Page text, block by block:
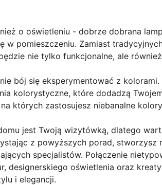
o oświetleniu - dobrze dobrana
w pomieszczeniu. Zamiast
nie tylko funkcjonalne, ale
bój się eksperymentować z
kolorystyczne, które dodadzą
których zastosujesz niebanalne
jest Twoją wizytówką, dlatego
z powyższych porad,
specjalistów. Połączenie
designerskiego oświetlenia oraz
i elegancji.